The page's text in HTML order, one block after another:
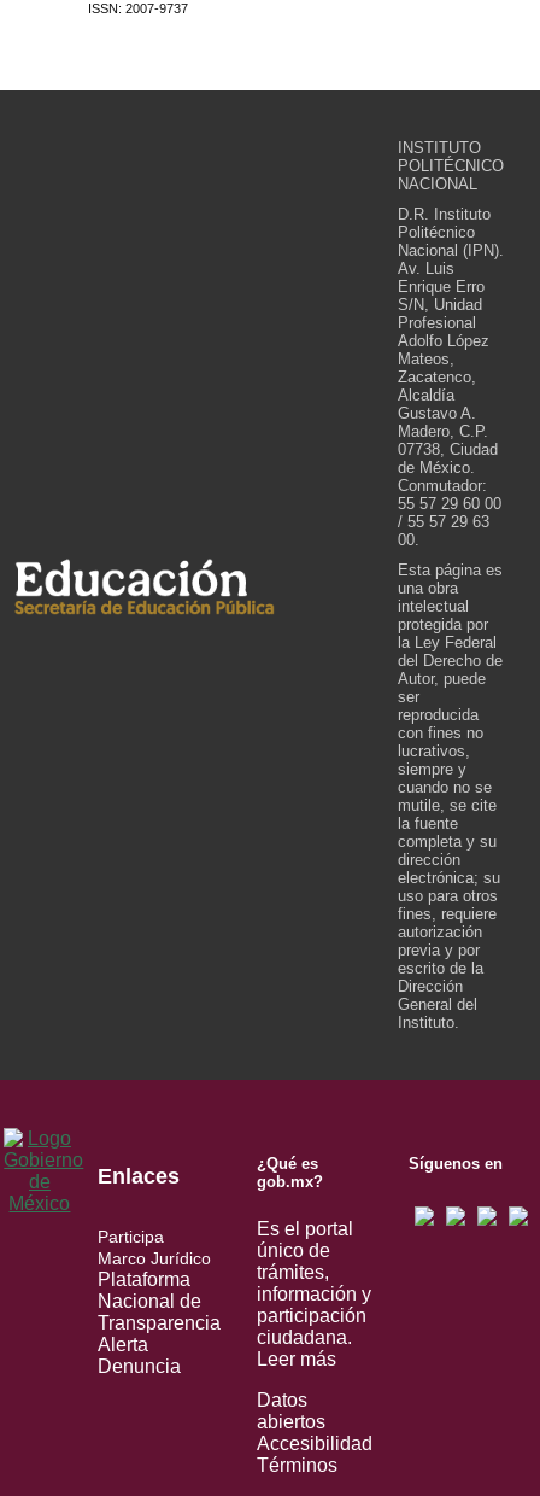
ISSN: 2007-9737
INSTITUTO
POLITÉCNICO
NACIONAL
D.R. Instituto
Politécnico
Nacional (IPN).
Av. Luis
Enrique Erro
S/N, Unidad
Profesional
Adolfo López
Mateos,
Zacatenco,
Alcaldía
Gustavo A.
Madero, C.P.
07738, Ciudad
de México.
Conmutador:
55 57 29 60 00
/ 55 57 29 63
00.
Esta página es
una obra
intelectual
protegida por
la Ley Federal
del Derecho de
Autor, puede
ser
reproducida
con fines no
lucrativos,
siempre y
cuando no se
mutile, se cite
la fuente
completa y su
dirección
electrónica; su
uso para otros
fines, requiere
autorización
previa y por
escrito de la
Dirección
General del
Instituto.
Enlaces
Participa
Marco Jurídico
Plataforma
Nacional de
Transparencia
Alerta
Denuncia
¿Qué es
gob.mx?
Es el portal
único de
trámites,
información y
participación
ciudadana.
Leer más
Datos
abiertos
Accesibilidad
Términos
Síguenos en